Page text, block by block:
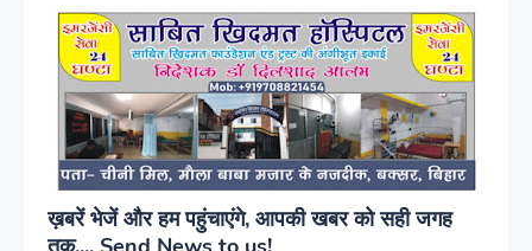
ख़बरें भेजें और हम पहुंचाएंगे, आपकी खबर को सही जगह